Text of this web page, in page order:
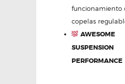
funcionamiento
copelas
AWESOME
SUSPENSION
PERFORMANCE